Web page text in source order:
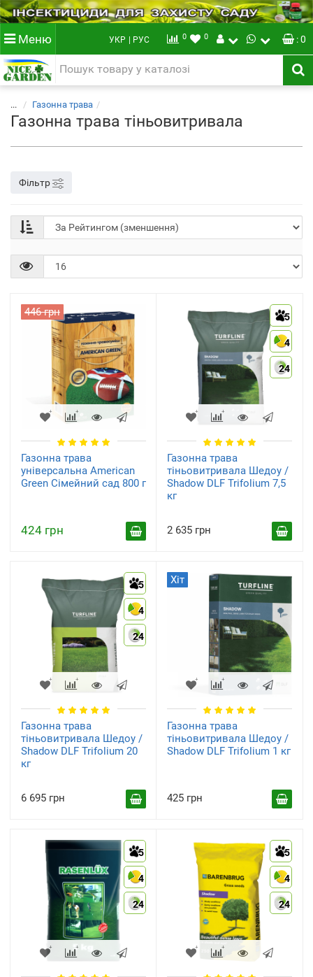
Меню УКР | РУС 0 0 : 0
... Газонна трава
Газонна трава тіньовитривала
Фільтр
446 грн
Газонна трава
універсальна American
Green Сімейний сад 800 г
424 грн
5
4
24
Газонна трава
тіньовитривала Шедоу /
Shadow DLF Trifolium 7,5
кг
2 635 грн
5
4
24
Газонна трава
тіньовитривала Шедоу /
Shadow DLF Trifolium 20
кг
6 695 грн
Хіт
Газонна трава
тіньовитривала Шедоу /
Shadow DLF Trifolium 1 кг
425 грн
5
4
24
5
4
24